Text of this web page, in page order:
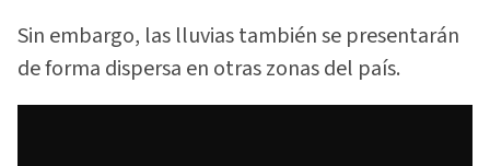
Sin embargo, las lluvias también se presentarán
de forma dispersa en otras zonas del país.